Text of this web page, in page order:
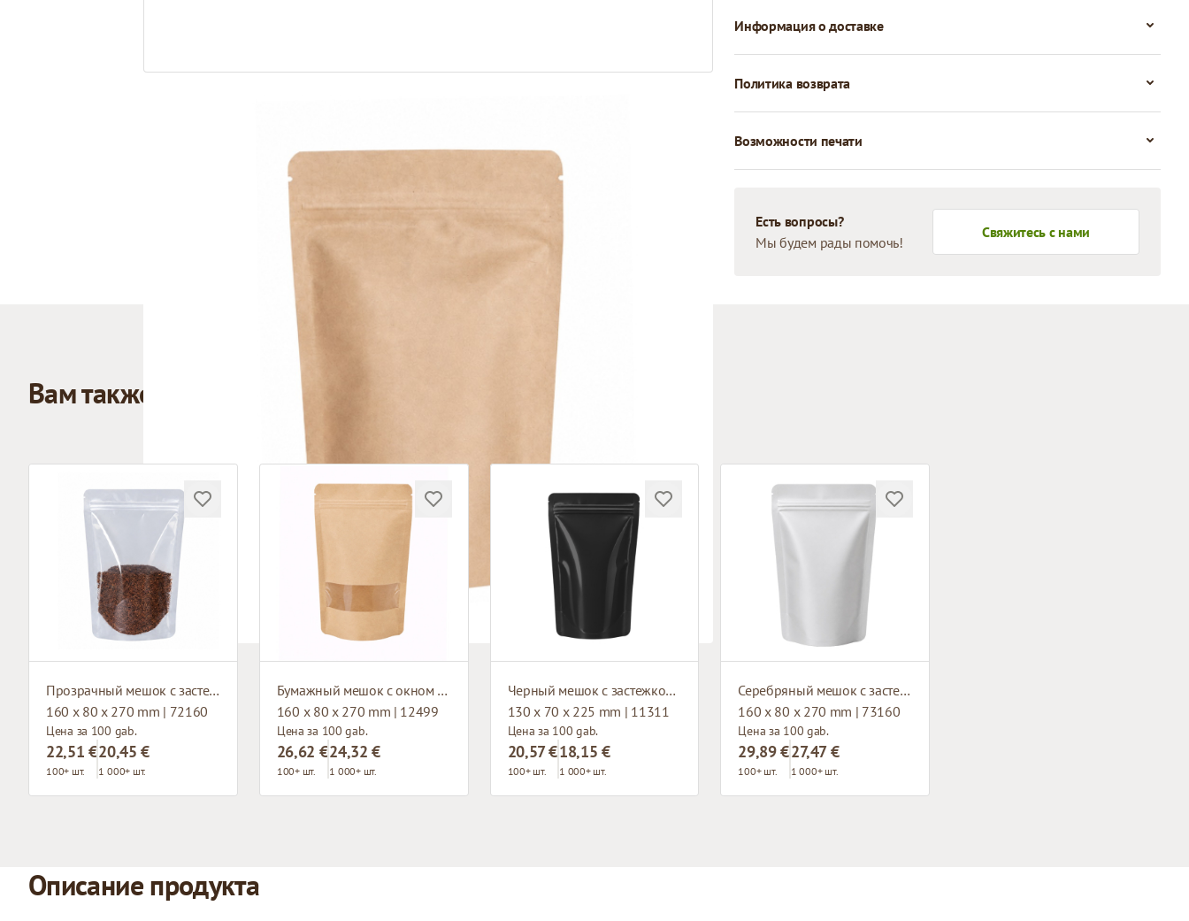
Информация о доставке
Политика возврата
Возможности печати
Есть вопросы?
Мы будем рады помочь!
Свяжитесь с нами
Вам также может понравиться
Прозрачный мешок с застежкой зип-лок
160 x 80 x 270 mm | 72160
Цена за 100 gab.
22,51 €
100+ шт.
20,45 €
1 000+ шт.
Бумажный мешок с окном и застежкой зип-лок
160 x 80 x 270 mm | 12499
Цена за 100 gab.
26,62 €
100+ шт.
24,32 €
1 000+ шт.
Черный мешок с застежкой зип-лок
130 x 70 x 225 mm | 11311
Цена за 100 gab.
20,57 €
100+ шт.
18,15 €
1 000+ шт.
Серебряный мешок с застежкой зип-лок
160 x 80 x 270 mm | 73160
Цена за 100 gab.
29,89 €
100+ шт.
27,47 €
1 000+ шт.
Описание продукта